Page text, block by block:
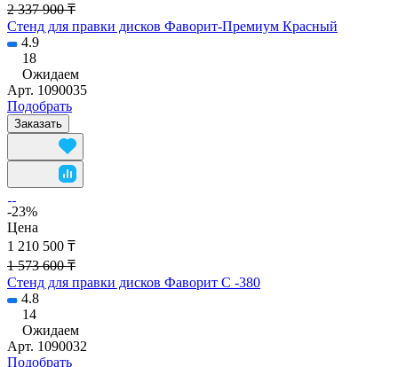
2 337 900 ₸
Стенд для правки дисков Фаворит-Премиум Красный
4.9
18
Ожидаем
Арт. 1090035
Подобрать
Заказать
-23%
Цена
1 210 500 ₸
1 573 600 ₸
Стенд для правки дисков Фаворит С -380
4.8
14
Ожидаем
Арт. 1090032
Подобрать